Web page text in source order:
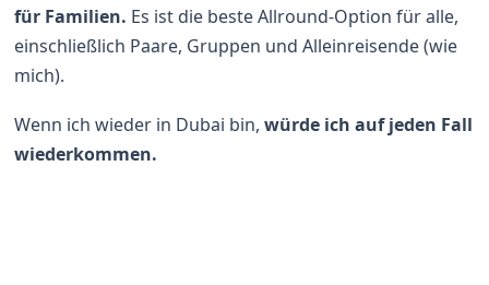
für Familien. Es ist die beste Allround-Option für alle,
einschließlich Paare, Gruppen und Alleinreisende (wie
mich).
Wenn ich wieder in Dubai bin,würde ich auf jeden Fall
wiederkommen.